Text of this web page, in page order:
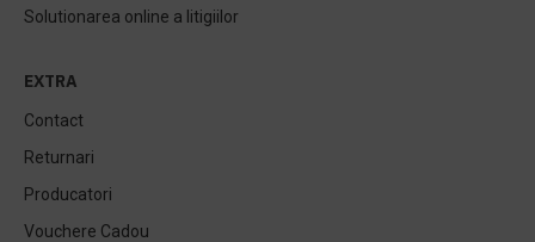
Solutionarea online a litigiilor
EXTRA
Contact
Returnari
Producatori
Vouchere Cadou